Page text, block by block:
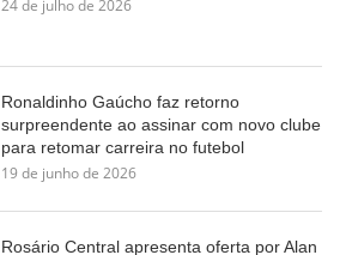
24 de julho de 2026
Ronaldinho Gaúcho faz retorno
surpreendente ao assinar com novo clube
para retomar carreira no futebol
19 de junho de 2026
Rosário Central apresenta oferta por Alan